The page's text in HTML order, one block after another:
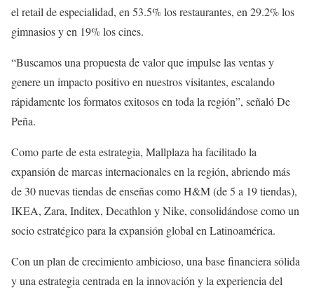
el retail de especialidad, en 53.5% los restaurantes, en 29.2% los
gimnasios y en 19% los cines.
“Buscamos una propuesta de valor que impulse las ventas y
genere un impacto positivo en nuestros visitantes, escalando
rápidamente los formatos exitosos en toda la región”, señaló De
Peña.
Como parte de esta estrategia, Mallplaza ha facilitado la
expansión de marcas internacionales en la región, abriendo más
de 30 nuevas tiendas de enseñas como H&M (de 5 a 19 tiendas),
IKEA, Zara, Inditex, Decathlon y Nike, consolidándose como un
socio estratégico para la expansión global en Latinoamérica.
Con un plan de crecimiento ambicioso, una base financiera sólida
y una estrategia centrada en la innovación y la experiencia del